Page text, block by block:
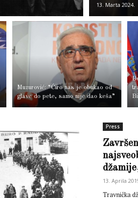
13. Marta 2024.
Muzurović: “Ćiro nas je obukao od
glave do pete, samo nije dao keša”
Press
13. Aprila
Travnička